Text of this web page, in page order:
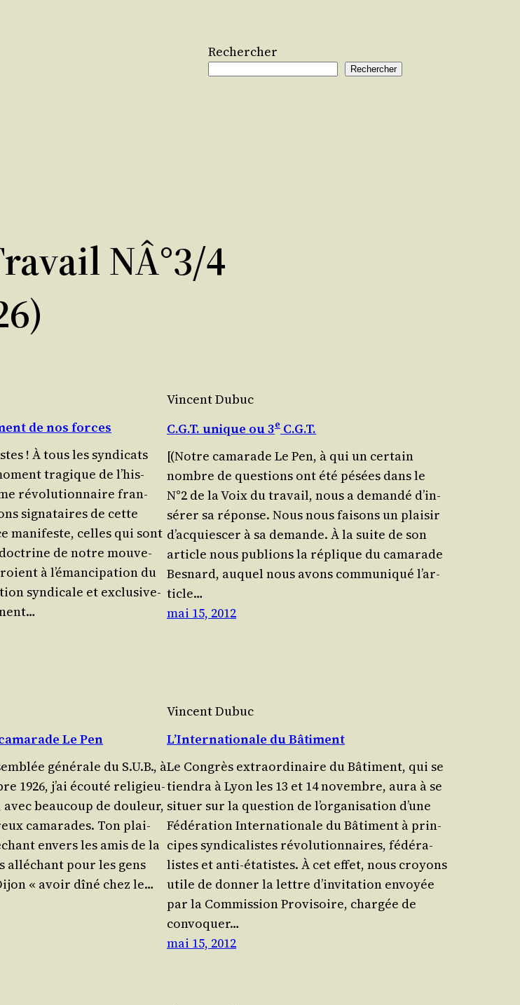
Rechercher
Rechercher
NÂ°3/4
de nos forces
! À tous les syn­di­cats
tra­gique de l’his­
révo­lu­tion­naire fran­
signa­taires de cette
mani­feste, celles qui sont
de notre mou­ve­
à l’é­man­ci­pa­tion du
syn­di­cale et exclu­si­ve­
Vincent Dubuc
C.G.T. unique ou 3e C.G.T.
[(Notre cama­rade Le Pen, à qui un cer­tain
nombre de ques­tions ont été pésées dans le
N°2 de la Voix du tra­vail, nous a deman­dé d’in­
sé­rer sa réponse. Nous nous fai­sons un plai­sir
d’ac­quies­cer à sa demande. À la suite de son
article nous publions la réplique du cama­rade
Bes­nard, auquel nous avons com­mu­ni­qué l’ar­
ticle…
mai 15, 2012
Le Pen
géné­rale du S.U.B., à
1926, j’ai écou­té reli­gieu­
beau­coup de dou­leur,
cama­rades. Ton plai­
envers les amis de la
allé­chant pour les gens
« avoir dîné chez le…
Vincent Dubuc
L’Internationale du Bâtiment
Le Congrès extra­or­di­naire du Bâti­ment, qui se
tien­dra à Lyon les 13 et 14 novembre, aura à se
situer sur la ques­tion de l’or­ga­ni­sa­tion d’une
Fédé­ra­tion Inter­na­tio­nale du Bâti­ment à prin­
cipes syn­di­ca­listes révo­lu­tion­naires, fédé­ra­
listes et anti-étatistes. À cet effet, nous croyons
utile de don­ner la lettre d’in­vi­ta­tion envoyée
par la Com­mis­sion Pro­vi­soire, char­gée de
convo­quer…
mai 15, 2012